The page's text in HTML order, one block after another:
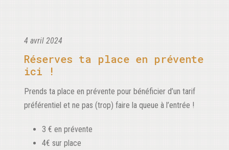
4 avril 2024
Réserves ta place en prévente
ici !
Prends ta place en prévente pour bénéficier d’un tarif
préférentiel et ne pas (trop) faire la queue à l’entrée !
3 € en prévente
4€ sur place